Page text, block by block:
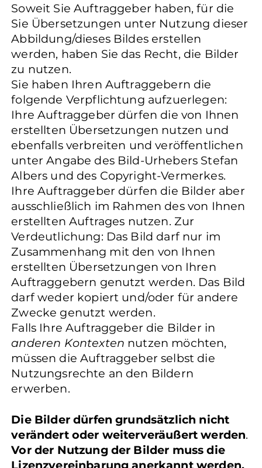
Soweit Sie Auftraggeber haben, für die
Sie Übersetzungen unter Nutzung dieser
Abbildung/dieses Bildes erstellen
werden, haben Sie das Recht, die Bilder
zu nutzen.
Sie haben Ihren Auftraggebern die
folgende Verpflichtung aufzuerlegen:
Ihre Auftraggeber dürfen die von Ihnen
erstellten Übersetzungen nutzen und
ebenfalls verbreiten und veröffentlichen
unter Angabe des Bild-Urhebers Stefan
Albers und des Copyright-Vermerkes.
Ihre Auftraggeber dürfen die Bilder aber
ausschließlich im Rahmen des von Ihnen
erstellten Auftrages nutzen. Zur
Verdeutlichung: Das Bild darf nur im
Zusammenhang mit den von Ihnen
erstellten Übersetzungen von Ihren
Auftraggebern genutzt werden. Das Bild
darf weder kopiert und/oder für andere
Zwecke genutzt werden.
Falls Ihre Auftraggeber die Bilder in
anderen Kontexten nutzen möchten,
müssen die Auftraggeber selbst die
Nutzungsrechte an den Bildern
erwerben.
Die Bilder dürfen grundsätzlich nicht
verändert oder weiterveräußert werden.
Vor der Nutzung der Bilder muss die
Lizenzvereinbarung anerkannt werden.